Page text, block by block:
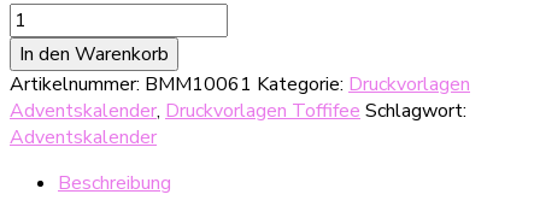
DIY
Druckvorlage
"Adventskalender
in
a
Box
In den Warenkorb
Artikelnummer: BMM10061 Kategorie: Druckvorlagen
Adventskalender, Druckvorlagen Toffifee Schlagwort:
Adventskalender
Beschreibung